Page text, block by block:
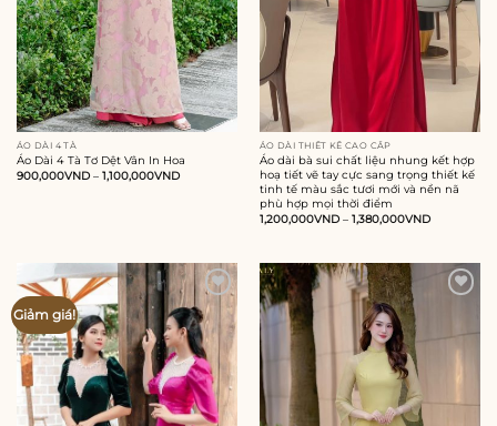
ÁO DÀI 4 TÀ
Áo Dài 4 Tà Tơ Dệt Vân In Hoa
900,000VND– 1,100,000VND
ÁO DÀI THIẾT KẾ CAO CẤP
Áo dài bà sui chất liệu nhung kết hợp
hoạ tiết vẽ tay cực sang trọng thiết kế
tinh tế màu sắc tươi mới và nền nã
phù hợp mọi thời điểm
1,200,000VND– 1,380,000VND
Giảm giá!
Add to
wishlist